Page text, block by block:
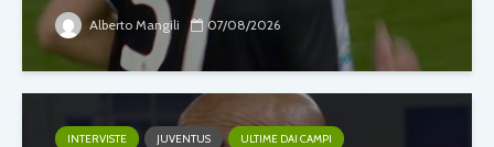
Alberto Mangili 07/08/2026
INTERVISTE JUVENTUS ULTIME DAI CAMPI